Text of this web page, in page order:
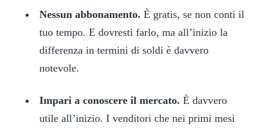
Nessun abbonamento. È gratis, se non conti il
tuo tempo. E dovresti farlo, ma all’inizio la
differenza in termini di soldi è davvero
notevole.
Impari a conoscere il mercato. È davvero
utile all’inizio. I venditori che nei primi mesi